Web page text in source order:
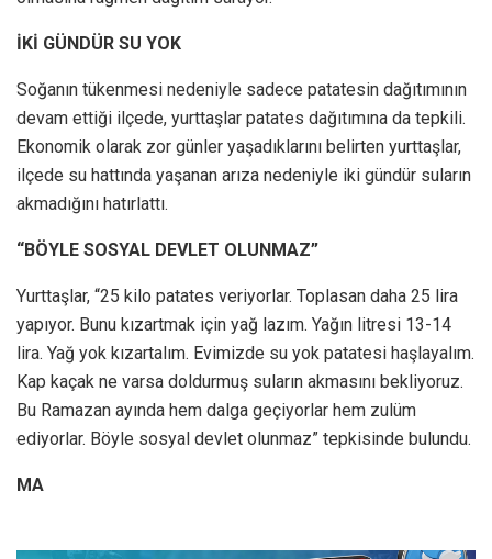
İKİ GÜNDÜR SU YOK
Soğanın tükenmesi nedeniyle sadece patatesin dağıtımının
devam ettiği ilçede, yurttaşlar patates dağıtımına da tepkili.
Ekonomik olarak zor günler yaşadıklarını belirten yurttaşlar,
ilçede su hattında yaşanan arıza nedeniyle iki gündür suların
akmadığını hatırlattı.
“BÖYLE SOSYAL DEVLET OLUNMAZ”
Yurttaşlar, “25 kilo patates veriyorlar. Toplasan daha 25 lira
yapıyor. Bunu kızartmak için yağ lazım. Yağın litresi 13-14
lira. Yağ yok kızartalım. Evimizde su yok patatesi haşlayalım.
Kap kaçak ne varsa doldurmuş suların akmasını bekliyoruz.
Bu Ramazan ayında hem dalga geçiyorlar hem zulüm
ediyorlar. Böyle sosyal devlet olunmaz” tepkisinde bulundu.
MA